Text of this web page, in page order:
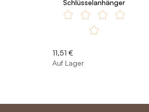
Schlüsselanhänger
11,51 €
Auf Lager